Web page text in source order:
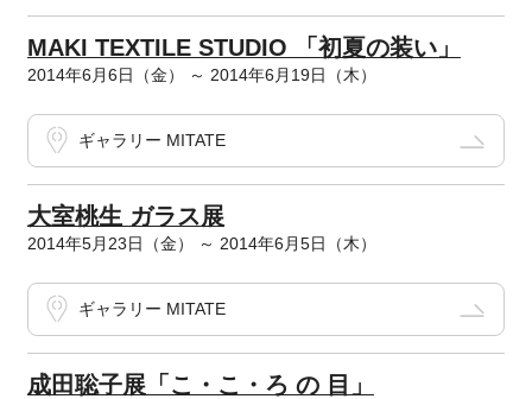
MAKI TEXTILE STUDIO 「初夏の装い」
2014年6月6日（金） ～ 2014年6月19日（木）
ギャラリー MITATE
大室桃生 ガラス展
2014年5月23日（金） ～ 2014年6月5日（木）
ギャラリー MITATE
成田聡子展「こ・こ・ろ の 目」